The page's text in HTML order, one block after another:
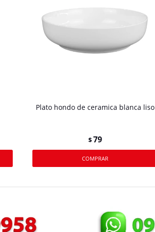
Plato hondo de ceramica blanca liso
$79